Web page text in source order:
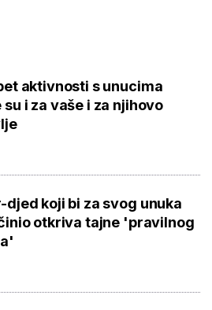
aktivnosti s unucima
su i za vaše i za njihovo
djed koji bi za svog unuka
otkriva tajne 'pravilnog